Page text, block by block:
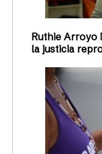
Ruthie Arroyo
la justicia